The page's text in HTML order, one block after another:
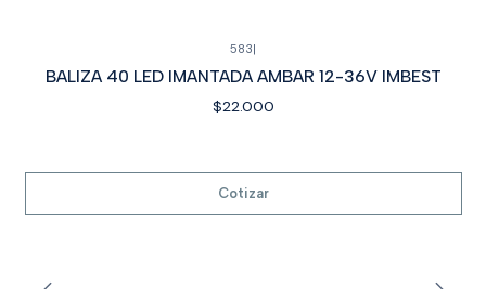
583|
BALIZA 40 LED IMANTADA AMBAR 12-36V IMBEST
$22.000
Cotizar